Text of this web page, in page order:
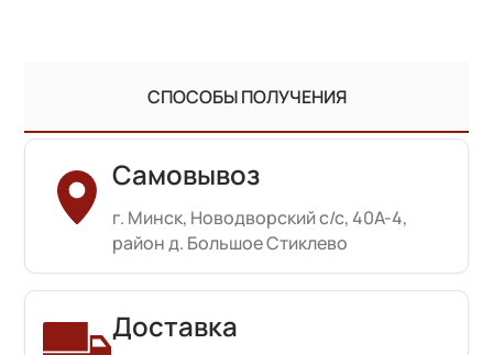
СПОСОБЫ ПОЛУЧЕНИЯ
Самовывоз
г. Минск, Новодворский с/с, 40А-4,
район д. Большое Стиклево
Доставка